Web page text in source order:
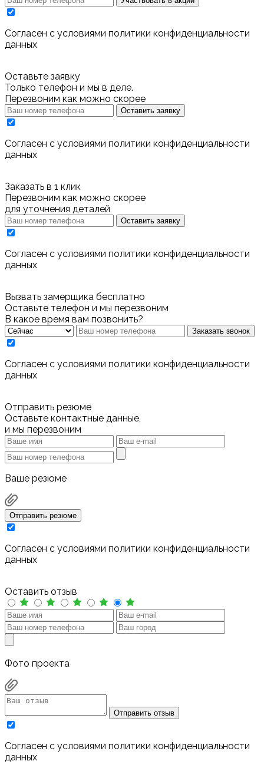
Cогласен с условиями политики конфиденциальности
данных
Оставьте заявку
Только телефон и мы в деле.
Перезвоним как можно скорее
Оставить заявку
Cогласен с условиями политики конфиденциальности
данных
Заказать в 1 клик
Перезвоним как можно скорее
для уточнения деталей
Оставить заявку
Cогласен с условиями политики конфиденциальности
данных
Вызвать замерщика бесплатно
Оставьте телефон и мы перезвоним
В какое время вам позвонить?
Заказать звонок
Cогласен с условиями политики конфиденциальности
данных
Отправить резюме
Оставьте контактные данные,
и мы перезвоним
Ваше резюме
Отправить резюме
Cогласен с условиями политики конфиденциальности
данных
Оставить отзыв
Фото проекта
Отправить отзыв
Cогласен с условиями политики конфиденциальности
данных